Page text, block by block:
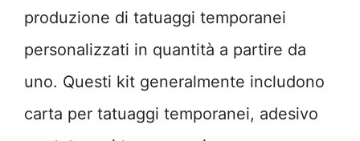
produzione di tatuaggi temporanei
personalizzati in quantità a partire da
uno. Questi kit generalmente includono
carta per tatuaggi temporanei, adesivo